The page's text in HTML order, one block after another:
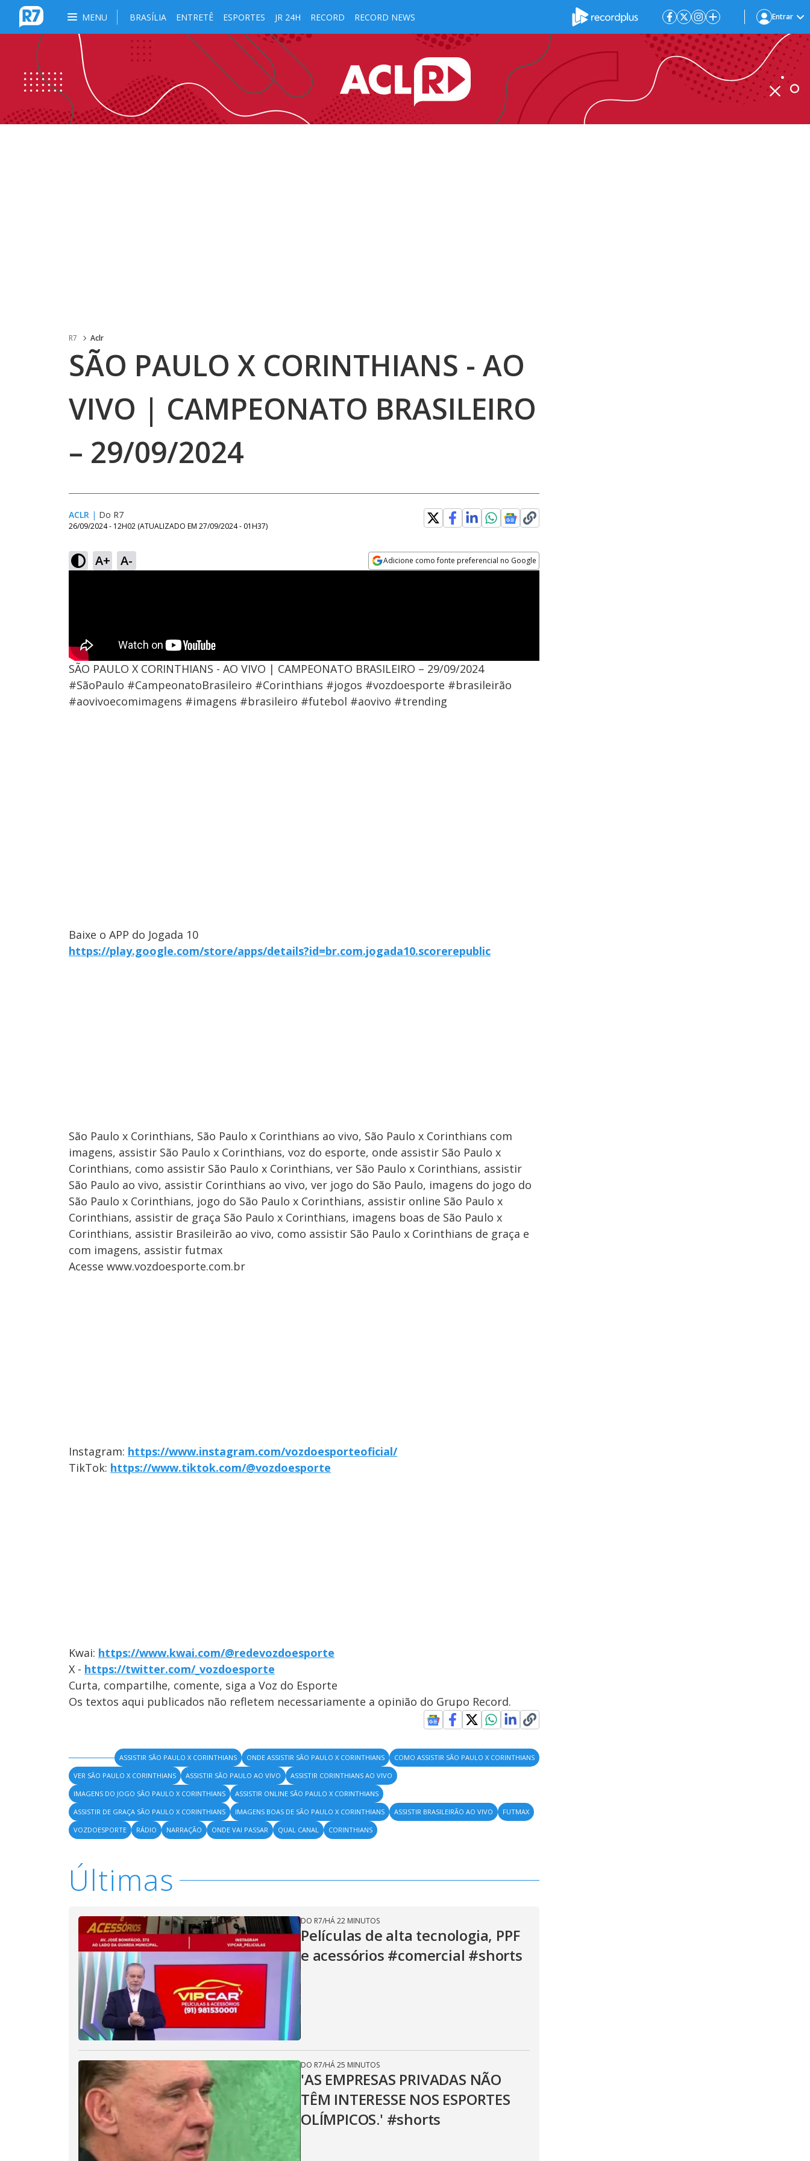
MENU BRASÍLIA ENTRETÊ ESPORTES JR 24H RECORD RECORD NEWS Entrar
R7 Aclr
SÃO PAULO X CORINTHIANS - AO
VIVO | CAMPEONATO BRASILEIRO
– 29/09/2024
ACLR | Do R7
26/09/2024 - 12H02 (ATUALIZADO EM 27/09/2024 - 01H37)
A+ A- Adicione como fonte preferencial no Google
SÃO PAULO X CORINTHIANS - AO VIVO | CAMPEONATO BRASILEIRO – 29/09/2024
#SãoPaulo #CampeonatoBrasileiro #Corinthians #jogos #vozdoesporte #brasileirão
#aovivoecomimagens #imagens #brasileiro #futebol #aovivo #trending
Baixe o APP do Jogada 10
https://play.google.com/store/apps/details?id=br.com.jogada10.scorerepublic
São Paulo x Corinthians, São Paulo x Corinthians ao vivo, São Paulo x Corinthians com
imagens, assistir São Paulo x Corinthians, voz do esporte, onde assistir São Paulo x
Corinthians, como assistir São Paulo x Corinthians, ver São Paulo x Corinthians, assistir
São Paulo ao vivo, assistir Corinthians ao vivo, ver jogo do São Paulo, imagens do jogo do
São Paulo x Corinthians, jogo do São Paulo x Corinthians, assistir online São Paulo x
Corinthians, assistir de graça São Paulo x Corinthians, imagens boas de São Paulo x
Corinthians, assistir Brasileirão ao vivo, como assistir São Paulo x Corinthians de graça e
com imagens, assistir futmax
Acesse www.vozdoesporte.com.br
Instagram: https://www.instagram.com/vozdoesporteoficial/
TikTok: https://www.tiktok.com/@vozdoesporte
Kwai: https://www.kwai.com/@redevozdoesporte
X - https://twitter.com/_vozdoesporte
Curta, compartilhe, comente, siga a Voz do Esporte
Os textos aqui publicados não refletem necessariamente a opinião do Grupo Record.
ASSISTIR SÃO PAULO X CORINTHIANS ONDE ASSISTIR SÃO PAULO X CORINTHIANS
COMO ASSISTIR SÃO PAULO X CORINTHIANS
VER SÃO PAULO X CORINTHIANS
ASSISTIR SÃO PAULO AO VIVO
ASSISTIR CORINTHIANS AO VIVO
IMAGENS DO JOGO SÃO PAULO X CORINTHIANS
ASSISTIR ONLINE SÃO PAULO X CORINTHIANS
ASSISTIR DE GRAÇA SÃO PAULO X CORINTHIANS
IMAGENS BOAS DE SÃO PAULO X CORINTHIANS ASSISTIR BRASILEIRÃO AO VIVO
FUTMAX
VOZDOESPORTE
RÁDIO NARRAÇÃO ONDE VAI PASSAR QUAL CANAL CORINTHIANS
Últimas
DO R7/HÁ 22 MINUTOS
Películas de alta tecnologia, PPF
e acessórios #comercial #shorts
DO R7/HÁ 25 MINUTOS
'AS EMPRESAS PRIVADAS NÃO
TÊM INTERESSE NOS ESPORTES
OLÍMPICOS.' #shorts